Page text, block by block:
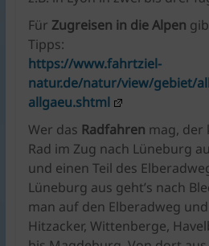
Für Zugreisen in die Alpen
Tipps:
https://www.fahrtziel-
natur.de/natur/view/gebiet/
allgaeu.shtml
Wer das Radfahren mag, der
Rad im Zug nach Lüneburg
und einen Teil des
Lüneburg aus geht’s nach
man auf den Elberadweg
Hitzacker, Wittenberge,